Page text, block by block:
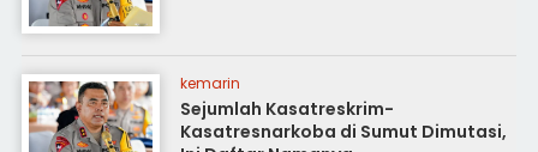
kemarin
Sejumlah Kasatreskrim-
Kasatresnarkoba di Sumut Dimutasi,